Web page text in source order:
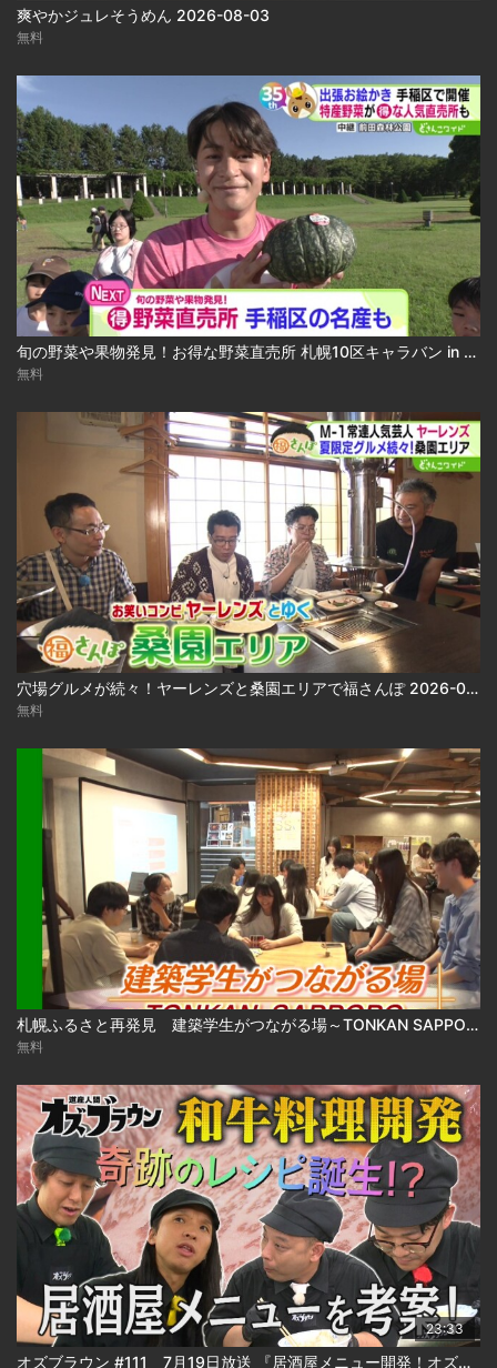
爽やかジュレそうめん 2026-08-03
無料
旬の野菜や果物発見！お得な野菜直売所 札幌10区キャラバン in 手稲区 2026-08-03
無料
穴場グルメが続々！ヤーレンズと桑園エリアで福さんぽ 2026-08-03
無料
札幌ふるさと再発見 建築学生がつながる場～TONKAN SAPPORO～2026年8月1日放送
無料
23:33
オズブラウン #111 7月19日放送 『居酒屋メニュー開発！オズブラアルティ飯（前編）』